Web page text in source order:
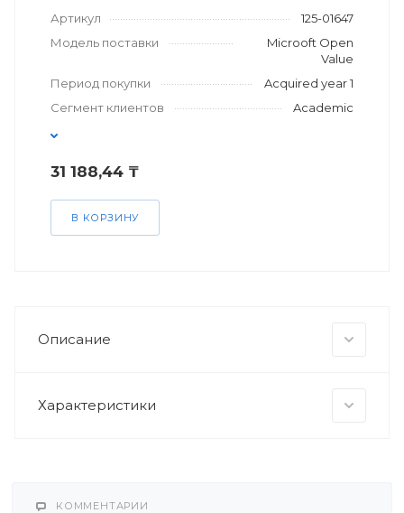
Артикул
125-01647
Модель поставки
Microoft Open
Value
Период покупки
Acquired year 1
Сегмент клиентов
Academic
31 188,44 ₸
В КОРЗИНУ
Описание
Характеристики
КОММЕНТАРИИ